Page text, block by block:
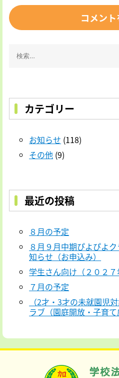
索:
カテゴリー
お知らせ (118)
その他 (9)
最近の投稿
８月の予定
８月９月中期ぴよぴよ
知らせ（お申込み）
学生さん向け（２０２７
７月の予定
（2才・3才の未就園児
ラブ（園庭開放・子育